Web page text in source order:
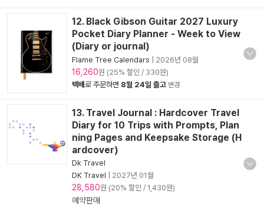
12. Black Gibson Guitar 2027 Luxury
Pocket Diary Planner - Week to View
(Diary or journal)
Flame Tree Calendars 2026년 08월
16,260원 (25% 할인 / 330원)
택배로 주문하면 8월 24일 출고 변경
13. Travel Journal : Hardcover Travel
Diary for 10 Trips with Prompts, Plan
ning Pages and Keepsake Storage (H
ardcover)
Dk Travel
DK Travel
2027년 01월
28,580원 (20% 할인 / 1,430원)
예약판매